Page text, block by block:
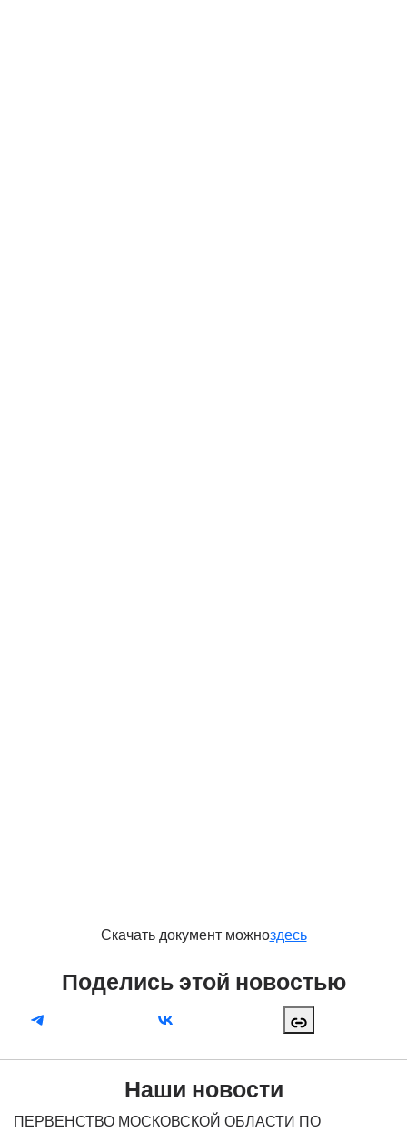
Скачать документ можноздесь
Поделись этой новостью
Наши новости
ПЕРВЕНСТВО МОСКОВСКОЙ ОБЛАСТИ ПО